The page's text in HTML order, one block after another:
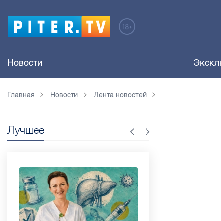
Новости
Главная Новости Лента новостей
Лучшее